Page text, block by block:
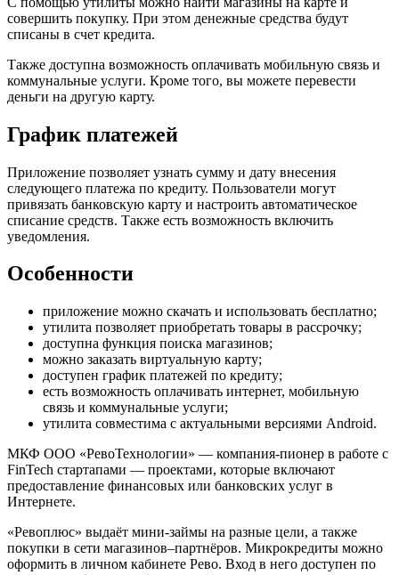
совершить покупку. При этом денежные средства будут
списаны в счет кредита.
Также доступна возможность оплачивать мобильную связь и
коммунальные услуги. Кроме того, вы можете перевести
деньги на другую карту.
График платежей
Приложение позволяет узнать сумму и дату внесения
следующего платежа по кредиту. Пользователи могут
привязать банковскую карту и настроить автоматическое
списание средств. Также есть возможность включить
уведомления.
Особенности
приложение можно скачать и использовать бесплатно;
утилита позволяет приобретать товары в рассрочку;
доступна функция поиска магазинов;
можно заказать виртуальную карту;
доступен график платежей по кредиту;
есть возможность оплачивать интернет, мобильную
связь и коммунальные услуги;
утилита совместима с актуальными версиями Android.
МКФ ООО «РевоТехнологии» — компания-пионер в работе с
FinTech стартапами — проектами, которые включают
предоставление финансовых или банковских услуг в
Интернете.
«Ревоплюс» выдаёт мини-займы на разные цели, а также
покупки в сети магазинов–партнёров. Микрокредиты можно
оформить в личном кабинете Рево. Вход в него доступен по